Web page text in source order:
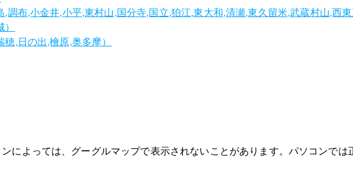
布,小金井,小平,東村山,国分寺,国立,狛江,東大和,清瀬,東久留米,武蔵村山,西東
,日の出,檜原,奥多摩）
によっては、グーグルマップで表示されないことがあります。パソコンでは